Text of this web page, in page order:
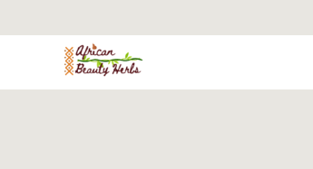
au